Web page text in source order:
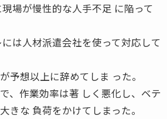
場が慢性的な人手不足 に陥って
には人材派遣会社を使って対応して
予想以上に辞めてしま った。
、作業効率は著 しく悪化し、ベテ
きな 負荷をかけてしまった。